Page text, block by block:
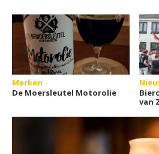
Merken
De Moersleutel Motorolie
van